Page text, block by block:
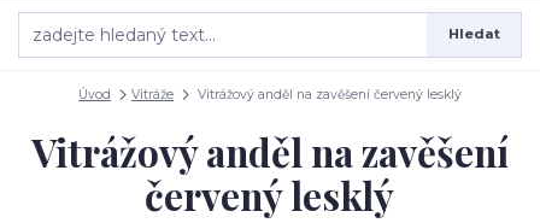
Hledat
Úvod Vitráže Vitrážový anděl na zavěšení červený lesklý
Vitrážový anděl na zavěšení
červený lesklý